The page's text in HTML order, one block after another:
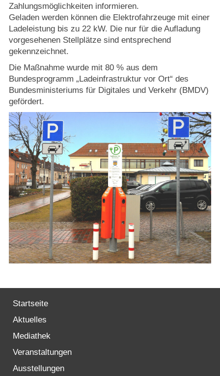
مرحبًا بكم في شتراسبورغ (أوكرمارك)
Bine ați venit în Strasburg (Uckermark)
Online-Bewerbungen
Sprache/Language
Zahlungsmöglichkeiten informieren.
Geladen werden können die Elektrofahrzeuge mit einer
Ladeleistung bis zu 22 kW. Die nur für die Aufladung
vorgesehenen Stellplätze sind entsprechend
gekennzeichnet.
Die Maßnahme wurde mit 80 % aus dem
Bundesprogramm „Ladeinfrastruktur vor Ort“ des
Bundesministeriums für Digitales und Verkehr (BMDV)
gefördert.
Startseite
Aktuelles
Mediathek
Veranstaltungen
Ausstellungen